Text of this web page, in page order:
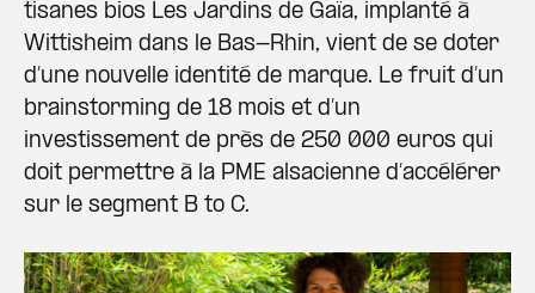
tisanes bios Les Jardins de Gaïa, implanté à
Wittisheim dans le Bas-Rhin, vient de se doter
d’une nouvelle identité de marque. Le fruit d’un
brainstorming de 18 mois et d’un
investissement de près de 250 000 euros qui
doit permettre à la PME alsacienne d’accélérer
sur le segment B to C.